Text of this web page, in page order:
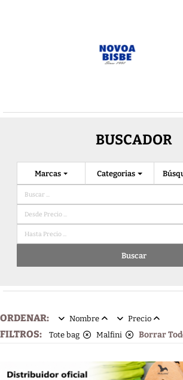
BUSCADOR
Categorias
Marcas
Buscar
ORDENAR: Nombre Precio
FILTROS: Tote bag Malfini Borrar